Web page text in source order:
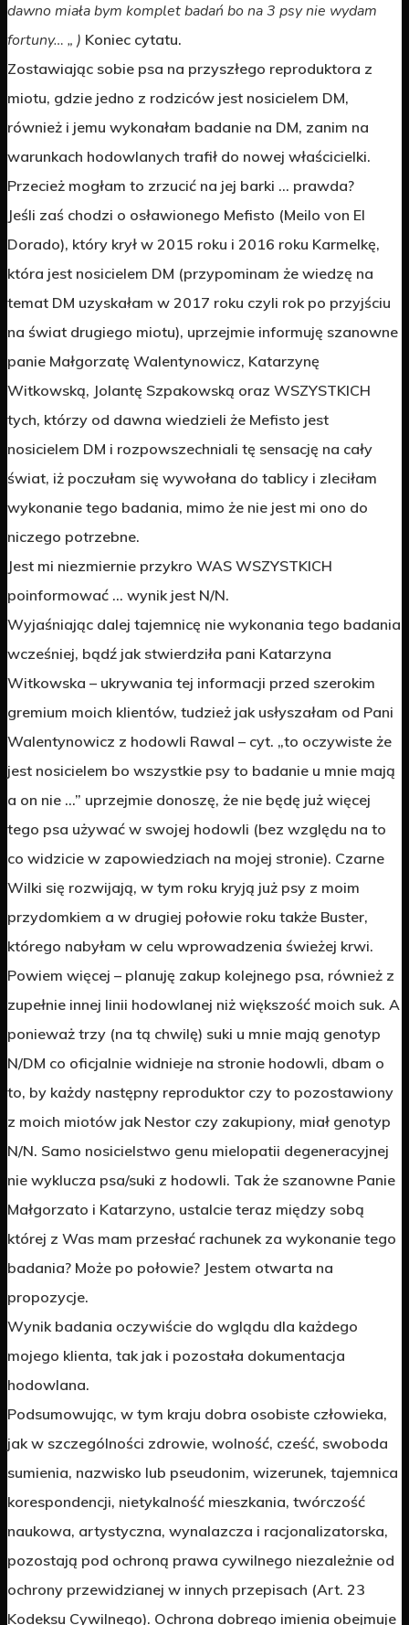
dawno miała bym komplet badań bo na 3 psy nie wydam
fortuny… „ ) Koniec cytatu.
Zostawiając sobie psa na przyszłego reproduktora z
miotu, gdzie jedno z rodziców jest nosicielem DM,
również i jemu wykonałam badanie na DM, zanim na
warunkach hodowlanych trafił do nowej właścicielki.
Przecież mogłam to zrzucić na jej barki … prawda?
Jeśli zaś chodzi o osławionego Mefisto (Meilo von El
Dorado), który krył w 2015 roku i 2016 roku Karmelkę,
która jest nosicielem DM (przypominam że wiedzę na
temat DM uzyskałam w 2017 roku czyli rok po przyjściu
na świat drugiego miotu), uprzejmie informuję szanowne
panie Małgorzatę Walentynowicz, Katarzynę
Witkowską, Jolantę Szpakowską oraz WSZYSTKICH
tych, którzy od dawna wiedzieli że Mefisto jest
nosicielem DM i rozpowszechniali tę sensację na cały
świat, iż poczułam się wywołana do tablicy i zleciłam
wykonanie tego badania, mimo że nie jest mi ono do
niczego potrzebne.
Jest mi niezmiernie przykro WAS WSZYSTKICH
poinformować … wynik jest N/N.
Wyjaśniając dalej tajemnicę nie wykonania tego badania
wcześniej, bądź jak stwierdziła pani Katarzyna
Witkowska – ukrywania tej informacji przed szerokim
gremium moich klientów, tudzież jak usłyszałam od Pani
Walentynowicz z hodowli Rawal – cyt. „to oczywiste że
jest nosicielem bo wszystkie psy to badanie u mnie mają
a on nie …” uprzejmie donoszę, że nie będę już więcej
tego psa używać w swojej hodowli (bez względu na to
co widzicie w zapowiedziach na mojej stronie). Czarne
Wilki się rozwijają, w tym roku kryją już psy z moim
przydomkiem a w drugiej połowie roku także Buster,
którego nabyłam w celu wprowadzenia świeżej krwi.
Powiem więcej – planuję zakup kolejnego psa, również z
zupełnie innej linii hodowlanej niż większość moich suk. A
ponieważ trzy (na tą chwilę) suki u mnie mają genotyp
N/DM co oficjalnie widnieje na stronie hodowli, dbam o
to, by każdy następny reproduktor czy to pozostawiony
z moich miotów jak Nestor czy zakupiony, miał genotyp
N/N. Samo nosicielstwo genu mielopatii degeneracyjnej
nie wyklucza psa/suki z hodowli. Tak że szanowne Panie
Małgorzato i Katarzyno, ustalcie teraz między sobą
której z Was mam przesłać rachunek za wykonanie tego
badania? Może po połowie? Jestem otwarta na
propozycje.
Wynik badania oczywiście do wglądu dla każdego
mojego klienta, tak jak i pozostała dokumentacja
hodowlana.
Podsumowując, w tym kraju dobra osobiste człowieka,
jak w szczególności zdrowie, wolność, cześć, swoboda
sumienia, nazwisko lub pseudonim, wizerunek, tajemnica
korespondencji, nietykalność mieszkania, twórczość
naukowa, artystyczna, wynalazcza i racjonalizatorska,
pozostają pod ochroną prawa cywilnego niezależnie od
ochrony przewidzianej w innych przepisach (Art. 23
Kodeksu Cywilnego). Ochrona dobrego imienia obejmuje